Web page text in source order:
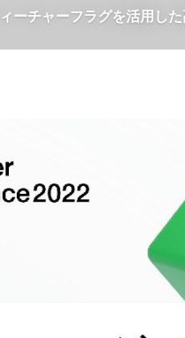
ーチャーフラグを活用した